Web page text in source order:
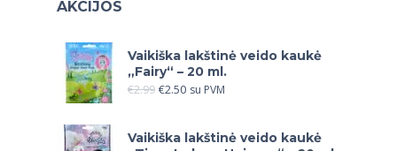
AKCIJOS
Vaikiška lakštinė veido kaukė
„Fairy“ – 20 ml.
€2.99 €2.50 su PVM
Vaikiška lakštinė veido kaukė